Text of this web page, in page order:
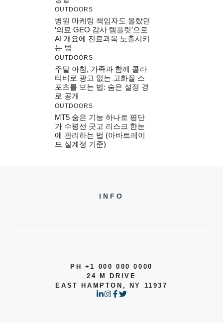
OUTDOORS
병원 마케팅 책임자도 몰랐던
‘의료 GEO 감사 템플릿’으로
AI 개요에 진료과목 노출시키
는 법
OUTDOORS
주말 아침, 가족과 함께 콜라
티비로 광고 없는 고화질 스
포츠를 보는 법: 숨은 설정 경
로 공개
OUTDOORS
MT5 숨은 기능 하나로 평단
가 수평선 긋고 리스크 한눈
에 관리하는 법 (아바트레이
드 실계정 기준)
INFO
PH +1 000 000 0000
24 M DRIVE
EAST HAMPTON, NY 11937